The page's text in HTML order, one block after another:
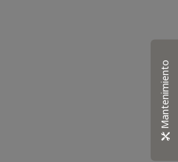
Mantenimiento